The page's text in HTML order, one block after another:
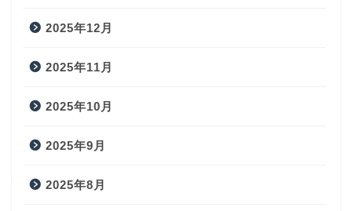
2025年12月
2025年11月
2025年10月
2025年9月
2025年8月